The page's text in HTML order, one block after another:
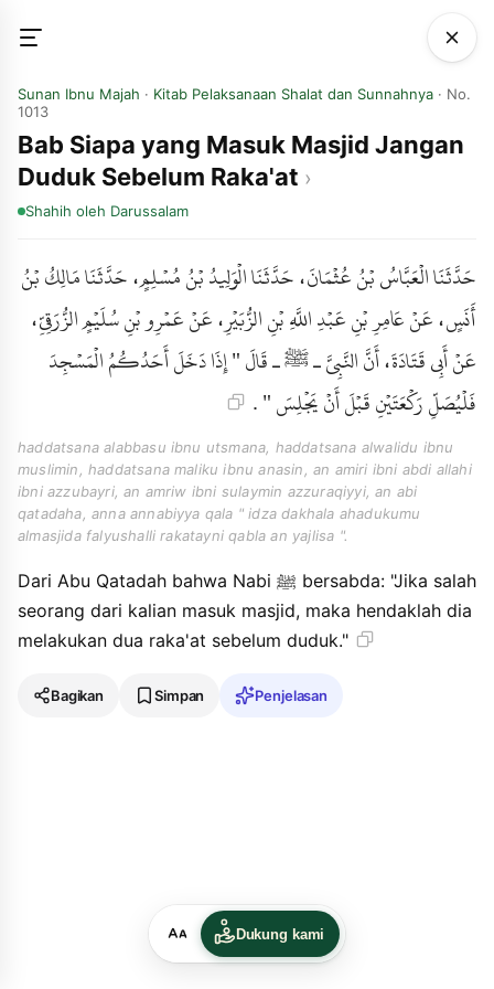
Sunan Ibnu Majah · Kitab Pelaksanaan Shalat dan Sunnahnya · No.
1013
Bab Siapa yang Masuk Masjid Jangan
Duduk Sebelum Raka'at
Shahih oleh Darussalam
حَدَّثَنَا الْعَبَّاسُ بْنُ عُثْمَانَ، حَدَّثَنَا الْوَلِيدُ بْنُ مُسْلِمٍ، حَدَّثَنَا مَالِكُ بْنُ
أَنَسٍ، عَنْ عَامِرِ بْنِ عَبْدِ اللَّهِ بْنِ الزُّبَيْرِ، عَنْ عَمْرِو بْنِ سُلَيْمٍ الزُّرَقِيِّ،
عَنْ أَبِي قَتَادَةَ، أَنَّ النَّبِيَّ ـ ﷺ ـ قَالَ " إِذَا دَخَلَ أَحَدُكُمُ الْمَسْجِدَ
فَلْيُصَلِّ رَكْعَتَيْنِ قَبْلَ أَنْ يَجْلِسَ " .
haddatsana alabbasu ibnu utsmana, haddatsana alwalidu ibnu
muslimin, haddatsana maliku ibnu anasin, an amiri ibni abdi allahi
ibni azzubayri, an amriw ibni sulaymin azzuraqiyyi, an abi
qatadaha, anna annabiyya qala " idza dakhala ahadukumu
almasjida falyushalli rakatayni qabla an yajlisa ".
Dari Abu Qatadah bahwa Nabi ﷺ bersabda: "Jika salah
seorang dari kalian masuk masjid, maka hendaklah dia
melakukan dua raka'at sebelum duduk."
Bagikan Simpan Penjelasan
Dukung kami